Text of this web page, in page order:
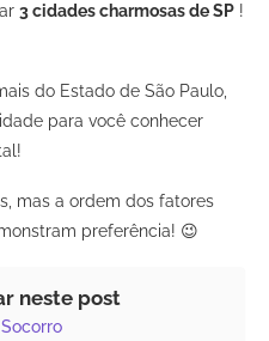
3 cidades charmosas de SP !
do Estado de São Paulo,
para você conhecer
mas a ordem dos fatores
preferência! 😉
neste post